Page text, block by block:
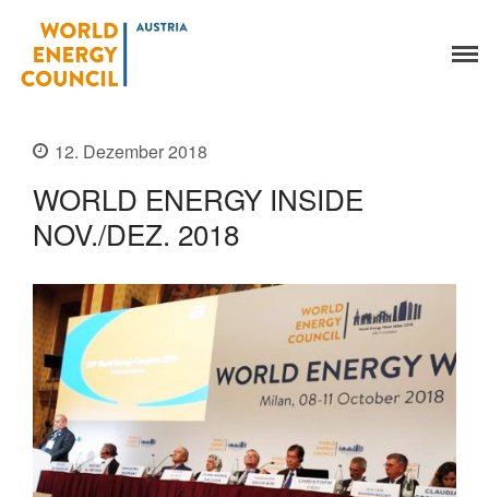
Mitglieder
YEP-Austria
Veranstaltungen
Publikationen
Global Community
WEC-International
Vienna Energy Club
World Energy Council
12. Dezember 2018
WORLD ENERGY INSIDE
NOV./DEZ. 2018